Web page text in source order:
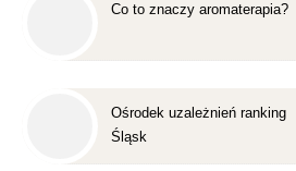
Co to znaczy aromaterapia?
Ośrodek uzależnień ranking
Śląsk